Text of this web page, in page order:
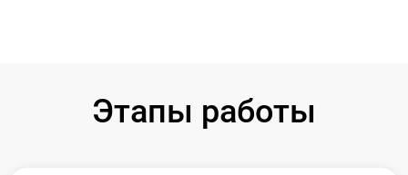
Этапы работы